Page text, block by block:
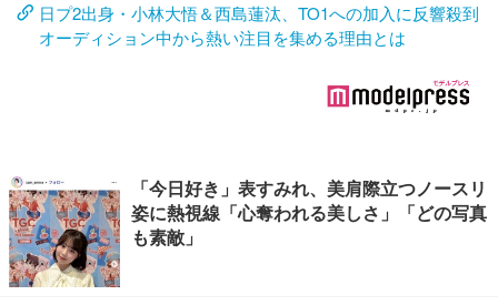
日プ2出身・小林大悟＆西島蓮汰、TO1への加入に反響殺到
オーディション中から熱い注目を集める理由とは
「今日好き」表すみれ、美肩際立つノースリ
姿に熱視線「心奪われる美しさ」「どの写真
も素敵」